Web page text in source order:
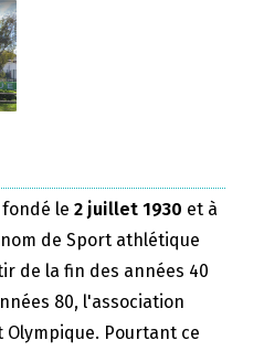
le 2 juillet 1930 et à
de Sport athlétique
de la fin des années 40
80, l'association
Pourtant ce